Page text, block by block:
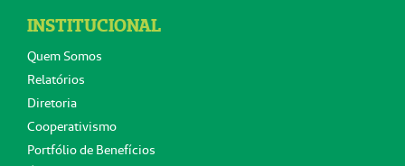
INSTITUCIONAL
Quem Somos
Relatórios
Diretoria
Cooperativismo
Portfólio de Benefícios